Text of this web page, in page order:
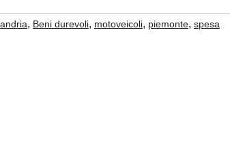
, Beni durevoli, motoveicoli, piemonte, spesa